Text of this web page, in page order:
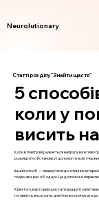
Neurolutionary
Статті розділу "Знайти щастя"
5
коли у
висить
Коли в повітрі відчувається напруга,
розрядити обстановку і допомогти всім
Інший спосіб — звернутися до спільних
подію, яка вас об'єднує. Це допоможе
Крім того, варто використати відкриті
готовність вислухати, але й може спонукати